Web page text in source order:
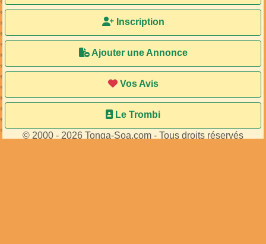
Inscription
Ajouter une Annonce
Vos Avis
Le Trombi
© 2000 - 2026 Tonga-Soa.com - Tous droits réservés